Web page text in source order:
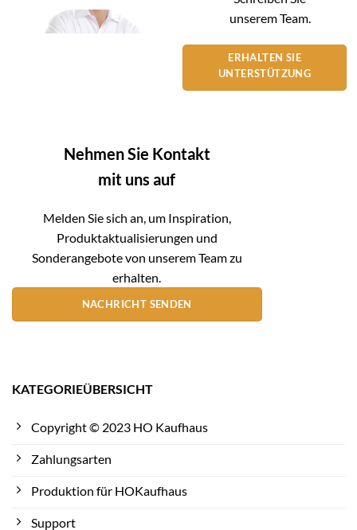
unserem Team.
ERHALTEN SIE
UNTERSTÜTZUNG
Nehmen Sie Kontakt
mit uns auf
Melden Sie sich an, um Inspiration,
Produktaktualisierungen und
Sonderangebote von unserem Team zu
erhalten.
NACHRICHT SENDEN
KATEGORIEÜBERSICHT
Copyright © 2023 HO Kaufhaus
Zahlungsarten
Produktion für HOKaufhaus
Support